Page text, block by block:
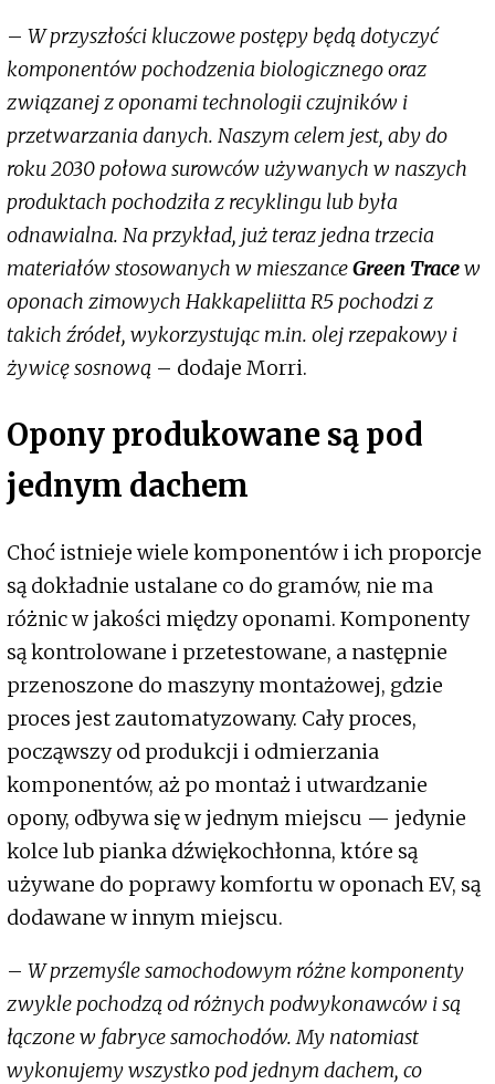
– W przyszłości kluczowe postępy będą dotyczyć
komponentów pochodzenia biologicznego oraz
związanej z oponami technologii czujników i
przetwarzania danych. Naszym celem jest, aby do
roku 2030 połowa surowców używanych w naszych
produktach pochodziła z recyklingu lub była
odnawialna. Na przykład, już teraz jedna trzecia
materiałów stosowanych w mieszanceGreen Tracew
oponach zimowych Hakkapeliitta R5 pochodzi z
takich źródeł, wykorzystując m.in. olej rzepakowy i
żywicę sosnową – dodaje Morri.
Opony produkowane są pod
jednym dachem
Choć istnieje wiele komponentów i ich proporcje
są dokładnie ustalane co do gramów, nie ma
różnic w jakości między oponami. Komponenty
są kontrolowane i przetestowane, a następnie
przenoszone do maszyny montażowej, gdzie
proces jest zautomatyzowany. Cały proces,
począwszy od produkcji i odmierzania
komponentów, aż po montaż i utwardzanie
opony, odbywa się w jednym miejscu — jedynie
kolce lub pianka dźwiękochłonna, które są
używane do poprawy komfortu w oponach EV, są
dodawane w innym miejscu.
– W przemyśle samochodowym różne komponenty
zwykle pochodzą od różnych podwykonawców i są
łączone w fabryce samochodów. My natomiast
wykonujemy wszystko pod jednym dachem, co